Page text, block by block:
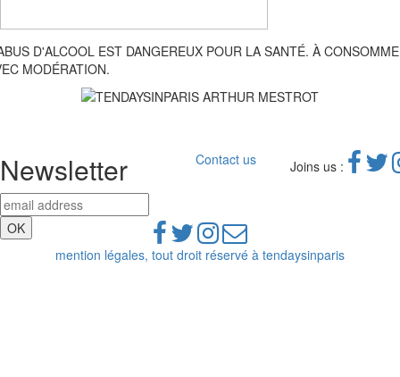
D'ALCOOL EST DANGEREUX POUR LA SANTÉ. À
MODÉRATION.
Newsletter Contact us Joins us :
mention légales, tout droit réservé à tendaysinparis